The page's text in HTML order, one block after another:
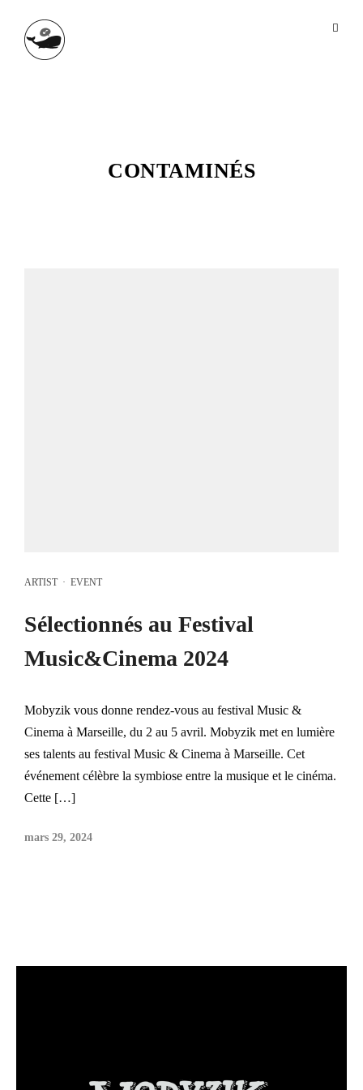
CONTAMINÉS
ARTIST· EVENT
Sélectionnés au Festival
Music&Cinema 2024
Mobyzik vous donne rendez-vous au festival Music &
Cinema à Marseille, du 2 au 5 avril. Mobyzik met en lumière
ses talents au festival Music & Cinema à Marseille. Cet
événement célèbre la symbiose entre la musique et le cinéma.
Cette […]
mars 29, 2024